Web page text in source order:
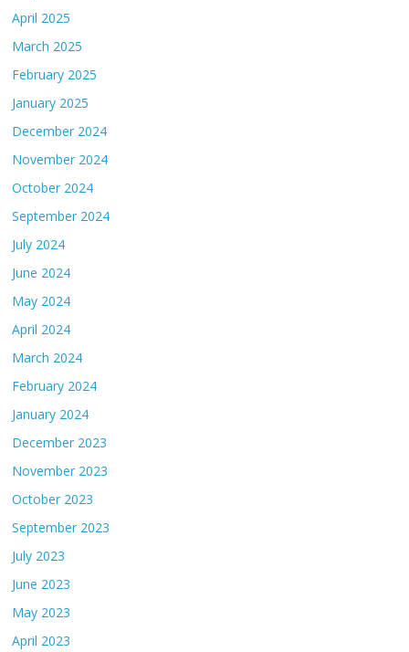
April 2025
March 2025
February 2025
January 2025
December 2024
November 2024
October 2024
September 2024
July 2024
June 2024
May 2024
April 2024
March 2024
February 2024
January 2024
December 2023
November 2023
October 2023
September 2023
July 2023
June 2023
May 2023
April 2023